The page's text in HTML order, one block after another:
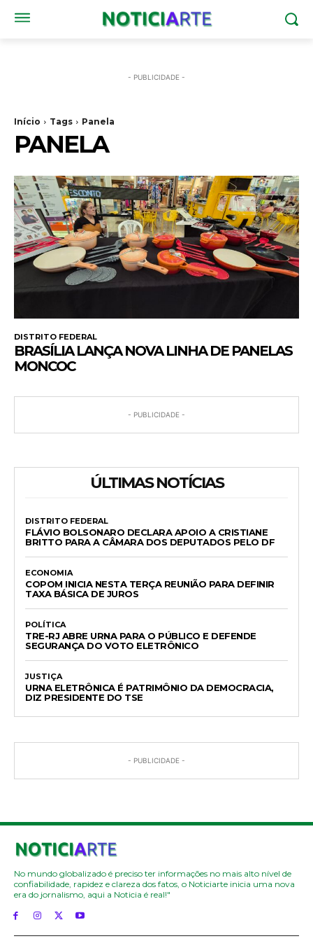
- PUBLICIDADE -
Início Tags Panela
PANELA
DISTRITO FEDERAL
BRASÍLIA LANÇA NOVA LINHA DE PANELAS
MONCOC
- PUBLICIDADE -
ÚLTIMAS NOTÍCIAS
DISTRITO FEDERAL
FLÁVIO BOLSONARO DECLARA APOIO A CRISTIANE
BRITTO PARA A CÂMARA DOS DEPUTADOS PELO DF
ECONOMIA
COPOM INICIA NESTA TERÇA REUNIÃO PARA DEFINIR
TAXA BÁSICA DE JUROS
POLÍTICA
TRE-RJ ABRE URNA PARA O PÚBLICO E DEFENDE
SEGURANÇA DO VOTO ELETRÔNICO
JUSTIÇA
URNA ELETRÔNICA É PATRIMÔNIO DA DEMOCRACIA,
DIZ PRESIDENTE DO TSE
- PUBLICIDADE -
No mundo globalizado é preciso ter informações no mais alto nível de
confiabilidade, rapidez e clareza dos fatos, o Noticiarte inicia uma nova
era do jornalismo, aqui a Noticia é real!"